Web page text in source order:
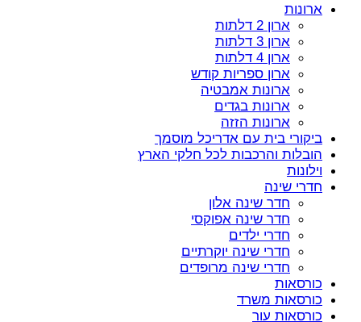
ארונות
ארון 2 דלתות
ארון 3 דלתות
ארון 4 דלתות
ארון ספריות קודש
ארונות אמבטיה
ארונות בגדים
ארונות הזזה
ביקורי בית עם אדריכל מוסמך
הובלות והרכבות לכל חלקי הארץ
וילונות
חדרי שינה
חדר שינה אלון
חדר שינה אפוקסי
חדרי ילדים
חדרי שינה יוקרתיים
חדרי שינה מרופדים
כורסאות
כורסאות משרד
כורסאות עור